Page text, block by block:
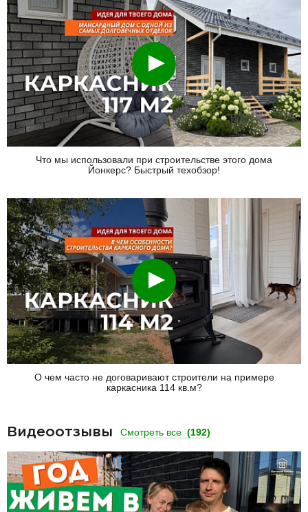
Смотреть
Что мы использовали при строительстве этого дома
Йонкерс? Быстрый техобзор!
Смотреть
О чем часто не договаривают строители на примере
каркасника 114 кв.м?
Видеоотзывы Смотреть все (192)